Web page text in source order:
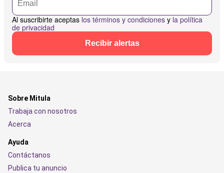
Al suscribirte aceptas los términos y condiciones y la política
de privacidad
Recibir alertas
Sobre Mitula
Trabaja con nosotros
Acerca
Ayuda
Contáctanos
Publica tu anuncio